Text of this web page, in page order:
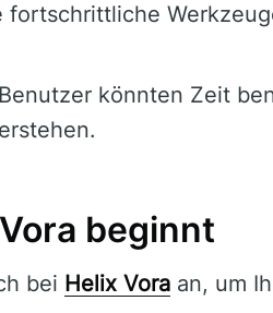
fortschrittliche
könnten Zeit
beginnt
bei Helix Vora an, um